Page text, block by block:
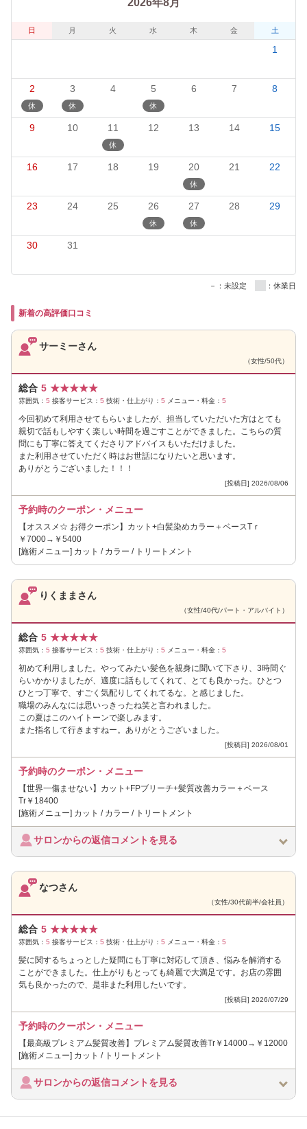
日 月 火 水 木 金 土
1
2 3 4 5 6 7 8
9 10 11 12 13 14 15
16 17 18 19 20 21 22
23 24 25 26 27 28 29
30 31
－：未設定 ：休業日
新着の高評価口コミ
サーミーさん
（女性/50代）
総合 5 ★★★★★
雰囲気： 5 接客サービス： 5 技術・仕上がり： 5 メニュー・料金： 5
今回初めて利用させてもらいましたが、担当していただいた方はとても
親切で話もしやすく楽しい時間を過ごすことができました。こちらの質
問にも丁寧に答えてくださりアドバイスもいただけました。
また利用させていただく時はお世話になりたいと思います。
ありがとうございました！！！
[投稿日] 2026/08/06
予約時のクーポン・メニュー
【オススメ☆ お得クーポン】カット+白髪染めカラー＋ベースTｒ
￥7000→￥5400
[施術メニュー] カット / カラー / トリートメント
りくままさん
（女性/40代/パート・アルバイト）
総合 5 ★★★★★
雰囲気： 5 接客サービス： 5 技術・仕上がり： 5 メニュー・料金： 5
初めて利用しました。やってみたい髪色を親身に聞いて下さり、3時間ぐ
らいかかりましたが、適度に話もしてくれて、とても良かった。ひとつ
ひとつ丁寧で、すごく気配りしてくれてるな。と感じました。
職場のみんなには思いっきったね笑と言われました。
この夏はこのハイトーンで楽しみます。
また指名して行きますねー。ありがとうございました。
[投稿日] 2026/08/01
予約時のクーポン・メニュー
【世界一傷ませない】カット+FPブリーチ+髪質改善カラー＋ベース
Tr￥18400
[施術メニュー] カット / カラー / トリートメント
サロンからの返信コメントを見る
なつさん
（女性/30代前半/会社員）
総合 5 ★★★★★
雰囲気： 5 接客サービス： 5 技術・仕上がり： 5 メニュー・料金： 5
髪に関するちょっとした疑問にも丁寧に対応して頂き、悩みを解消する
ことができました。仕上がりもとっても綺麗で大満足です。お店の雰囲
気も良かったので、是非また利用したいです。
[投稿日] 2026/07/29
予約時のクーポン・メニュー
【最高級プレミアム髪質改善】プレミアム髪質改善Tr￥14000→￥12000
[施術メニュー] カット / トリートメント
サロンからの返信コメントを見る